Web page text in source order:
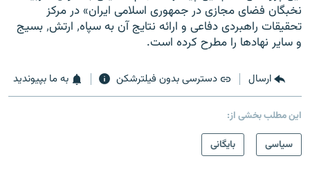
نخبگان فضای مجازی در جمهوری اسلامی ایران» در مرکز
تحقیقات راهبردی دفاعی و ارائه نتایج آن به سپاه٬ ارتش٬ بسیج
و سایر نهادها را مطرح کرده است.
ارسال دسترسی بدون فیلترشکن به ما بپیوندید
این مطلب بخشی از:
سیاسی
بایگانی